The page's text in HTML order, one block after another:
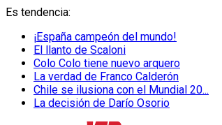
Es tendencia:
¡España campeón del mundo!
El llanto de Scaloni
Colo Colo tiene nuevo arquero
La verdad de Franco Calderón
Chile se ilusiona con el Mundial 20...
La decisión de Darío Osorio